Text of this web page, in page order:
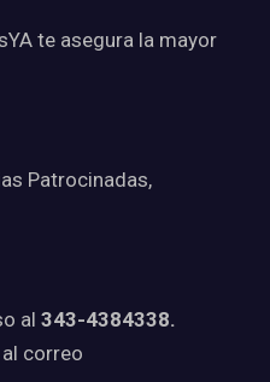
te asegura la mayor
Patrocinadas,
al 343-4384338.
correo